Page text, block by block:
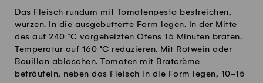
Das Fleisch rundum mit Tomatenpesto bestreichen,
würzen. In die ausgebutterte Form legen. In der Mitte
des auf 240 °C vorgeheizten Ofens 15 Minuten braten.
Temperatur auf 160 °C reduzieren. Mit Rotwein oder
Bouillon ablöschen. Tomaten mit Bratcrème
beträufeln, neben das Fleisch in die Form legen, 10-15